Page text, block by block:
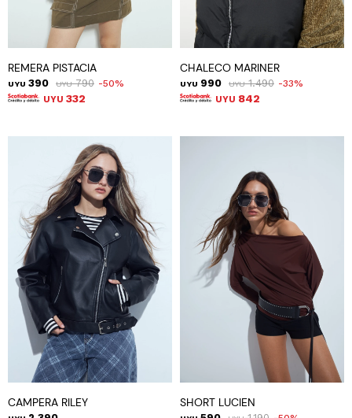
REMERA PISTACIA
UYU 390 UYU 790 50
UYU 332
CHALECO MARINER
UYU 990 UYU 1.490 33
UYU 842
CAMPERA RILEY SHORT LUCIEN